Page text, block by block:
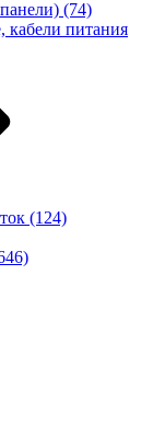
(74)
кабели питания
(124)